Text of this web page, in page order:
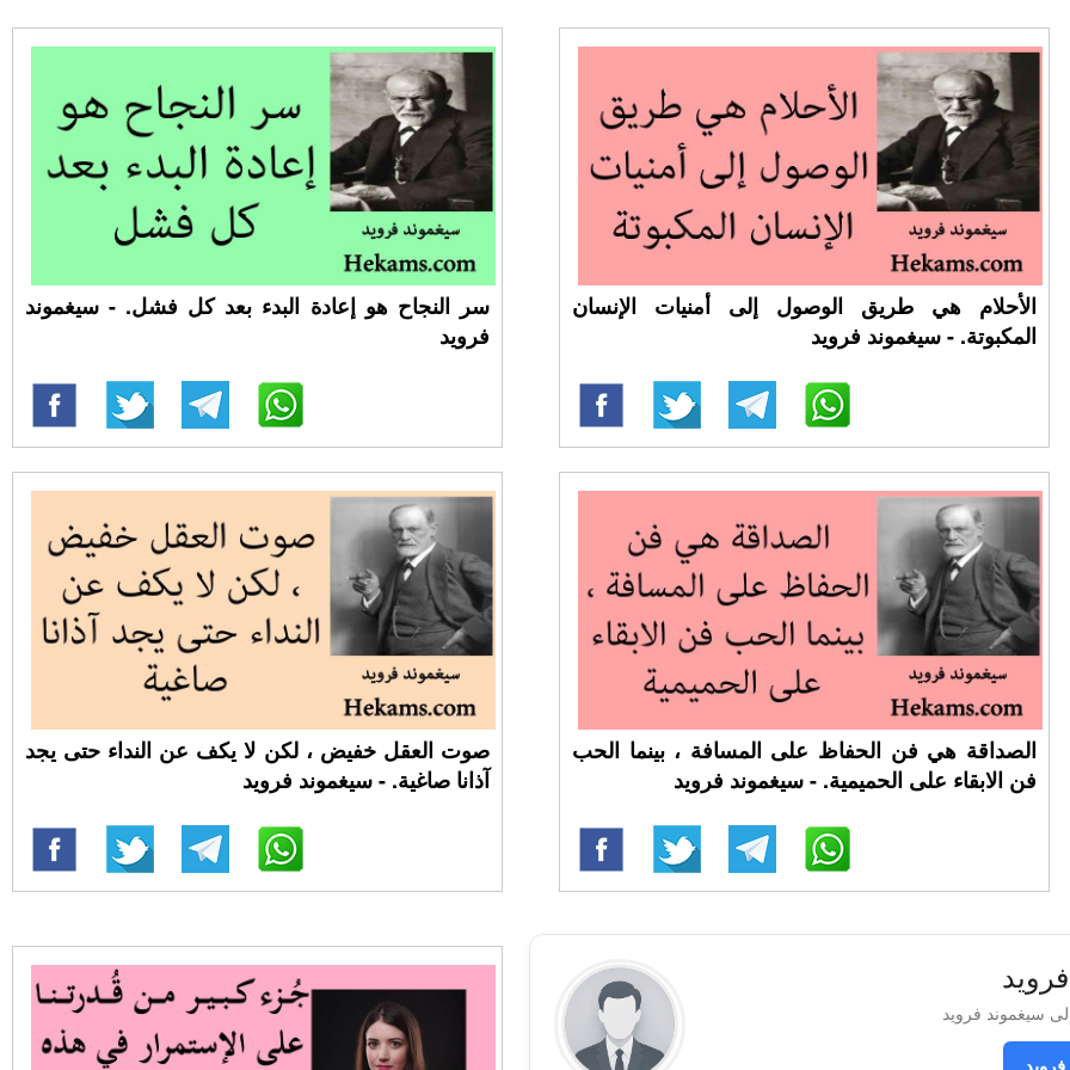
سر النجاح هو إعادة البدء بعد كل فشل. - سيغموند
فرويد
الأحلام هي طريق الوصول إلى أمنيات الإنسان
المكبوتة. - سيغموند فرويد
صوت العقل خفيض ، لكن لا يكف عن النداء حتى يجد
آذانا صاغية. - سيغموند فرويد
الصداقة هي فن الحفاظ على المسافة ، بينما الحب
فن الابقاء على الحميمية. - سيغموند فرويد